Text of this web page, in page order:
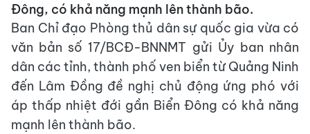
Đông, có khả năng mạnh lên thành bão.
Ban Chỉ đạo Phòng thủ dân sự quốc gia vừa có
văn bản số 17/BCĐ-BNNMT gửi Ủy ban nhân
dân các tỉnh, thành phố ven biển từ Quảng Ninh
đến Lâm Đồng đề nghị chủ động ứng phó với
áp thấp nhiệt đới gần Biển Đông có khả năng
mạnh lên thành bão.